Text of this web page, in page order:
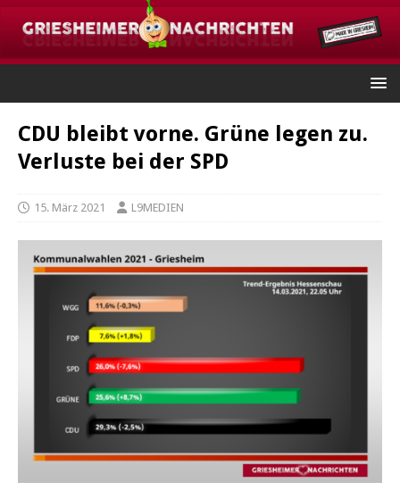
CDU bleibt vorne. Grüne legen zu.
Verluste bei der SPD
15. März 2021 L9MEDIEN